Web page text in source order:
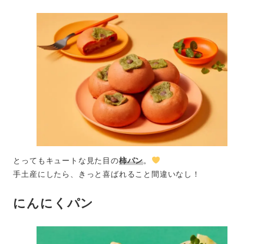
とってもキュートな見た目の柿パン。
手土産にしたら、きっと喜ばれること間違いなし！
にんにくパン